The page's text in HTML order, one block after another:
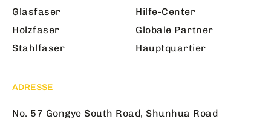
Glasfaser
Holzfaser
Stahlfaser
Hilfe-Center
Globale Partner
Hauptquartier
ADRESSE
No. 57 Gongye South Road, Shunhua Road